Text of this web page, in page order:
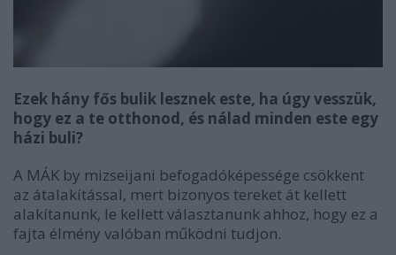
Ezek hány fős bulik lesznek este, ha úgy vesszük,
hogy ez a te otthonod, és nálad minden este egy
házi buli?
A MÁK by mizseijani befogadóképessége csökkent
az átalakítással, mert bizonyos tereket át kellett
alakítanunk, le kellett választanunk ahhoz, hogy ez a
fajta élmény valóban működni tudjon.